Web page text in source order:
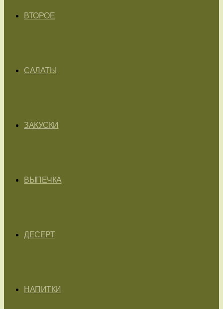
ВТОРОЕ
САЛАТЫ
ЗАКУСКИ
ВЫПЕЧКА
ДЕСЕРТ
НАПИТКИ